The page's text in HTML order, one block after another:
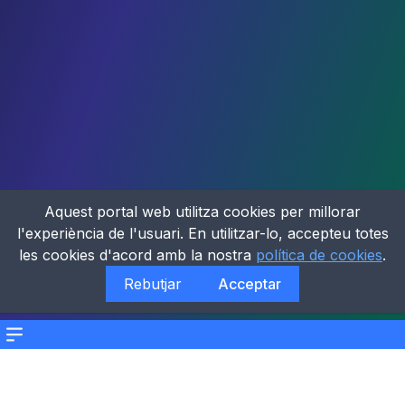
Menu
Aquest portal web utilitza cookies per millorar
l'experiència de l'usuari. En utilitzar-lo, accepteu totes
les cookies d'acord amb la nostra política de cookies.
Rebutjar
Acceptar